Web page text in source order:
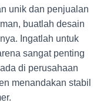
unik dan penjualan
buatlah desain
Ingatlah untuk
sangat penting
di perusahaan
menandakan stabil